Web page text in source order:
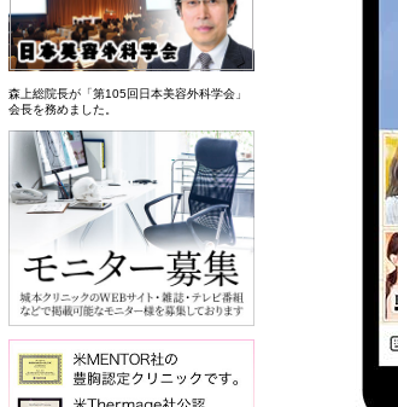
森上総院長が「第105回日本美容外科学会」
会長を務めました。